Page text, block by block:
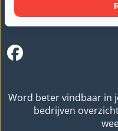
Word beter vindbaar in
bedrijven